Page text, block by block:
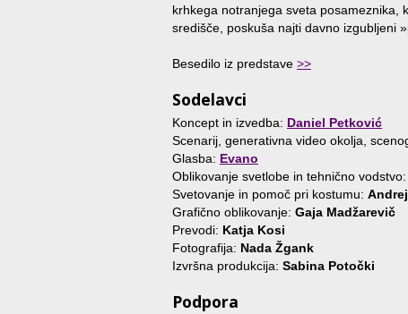
krhkega notranjega sveta posameznika,
središče, poskuša najti davno izgubljeni
Besedilo iz predstave >>
Sodelavci
Koncept in izvedba: Daniel Petković
Scenarij, generativna video okolja,
Glasba: Evano
Oblikovanje svetlobe in tehnično vodstvo:
Svetovanje in pomoč pri kostumu:
Grafično oblikovanje: Gaja Madžarevič
Prevodi: Katja Kosi
Fotografija: Nada Žgank
Izvršna produkcija: Sabina Potočki
Podpora